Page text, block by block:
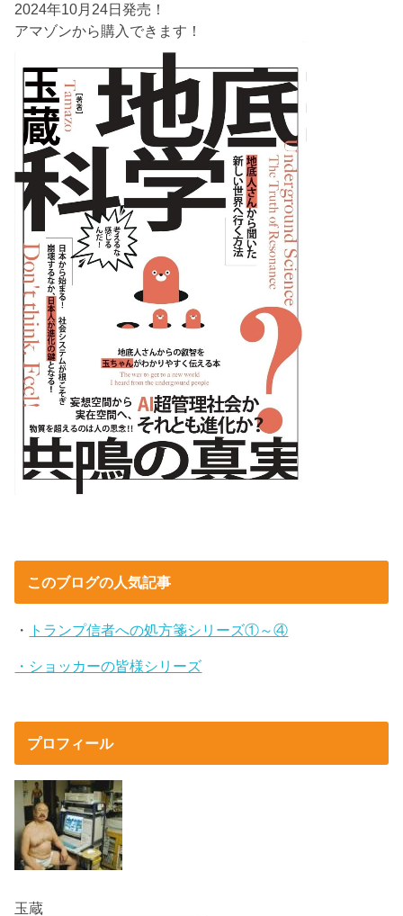
2024年10月24日発売！
アマゾンから購入できます！
このブログの人気記事
・ トランプ信者への処方箋シリーズ①～④
・ショッカーの皆様シリーズ
プロフィール
玉蔵